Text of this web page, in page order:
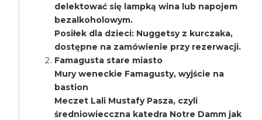
delektować się lampką wina lub napojem
bezalkoholowym.
Posiłek dla dzieci: Nuggetsy z kurczaka,
dostępne na zamówienie przy rezerwacji.
Famagusta stare miasto
Mury weneckie Famagusty, wyjście na
bastion
Meczet Lali Mustafy Pasza, czyli
średniowiecczna katedra Notre Damm jak